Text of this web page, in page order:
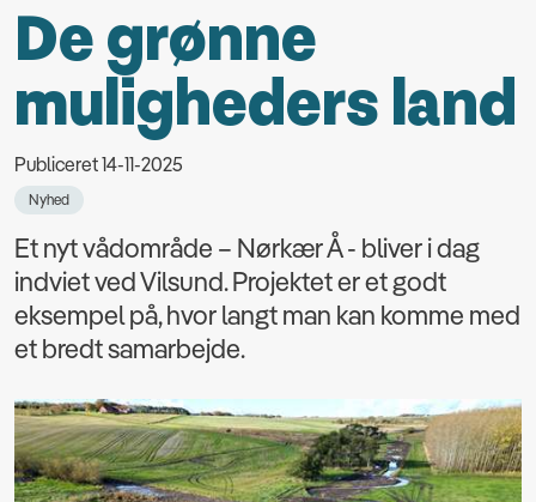
De grønne
muligheders land
Publiceret 14-11-2025
Nyhed
Et nyt vådområde – Nørkær Å - bliver i dag
indviet ved Vilsund. Projektet er et godt
eksempel på, hvor langt man kan komme med
et bredt samarbejde.